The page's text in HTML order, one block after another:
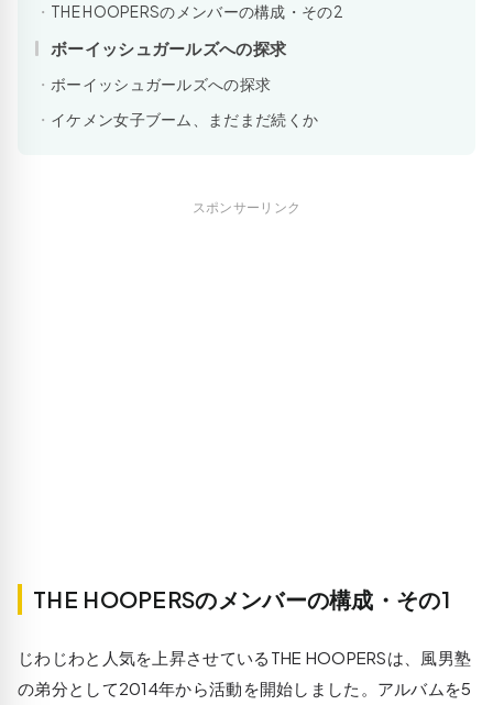
THE HOOPERSのメンバーの構成・その2
ボーイッシュガールズへの探求
ボーイッシュガールズへの探求
イケメン女子ブーム、まだまだ続くか
スポンサーリンク
THE HOOPERSのメンバーの構成・その1
じわじわと人気を上昇させているTHE HOOPERSは、風男塾
の弟分として2014年から活動を開始しました。アルバムを5